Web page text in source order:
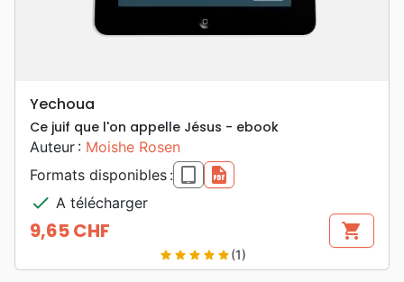
Yechoua
Ce juif que l'on appelle Jésus - ebook
Auteur : Moishe Rosen
Formats disponibles : epub
pdf
check A télécharger
Prix
9,65 CHF shopping_cart
star star star star star(1)